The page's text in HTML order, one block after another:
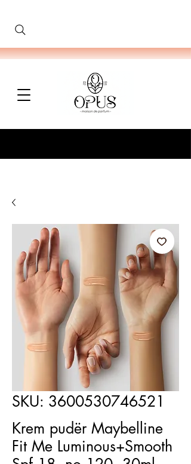
SKU: 3600530746521
Krem pudër Maybelline
Fit Me Luminous+Smooth